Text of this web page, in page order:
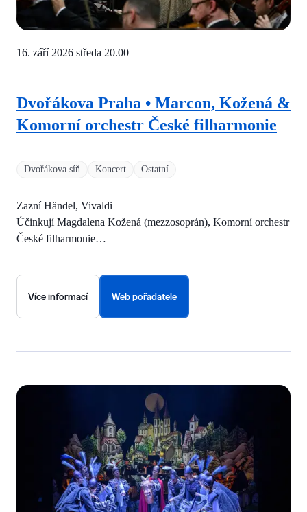
Dvořákova síň Koncert Ostatní
Dvořákova Praha • Marcon, Kožená &
Komorní orchestr České filharmonie
Zazní Händel, Vivaldi
Účinkují Magdalena Kožená (mezzosoprán), Komorní orchestr
České filharmonie…
16. září 2026 středa 20.00
Více informací Web pořadatele